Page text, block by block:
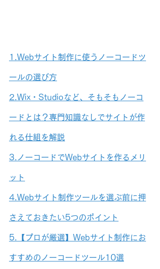
1.Webサイト制作に使うノーコードツ
ールの選び方
2.Wix・Studioなど、そもそもノーコ
ードとは？専門知識なしでサイトが作
れる仕組を解説
3.ノーコードでWebサイトを作るメリ
ット
4.Webサイト制作ツールを選ぶ前に押
さえておきたい5つのポイント
5.【プロが厳選】Webサイト制作にお
すすめのノーコードツール10選